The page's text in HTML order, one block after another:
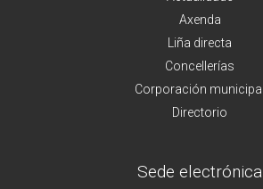
Axenda
Liña directa
Concellerías
Corporación municipal
Directorio
Sede electrónica